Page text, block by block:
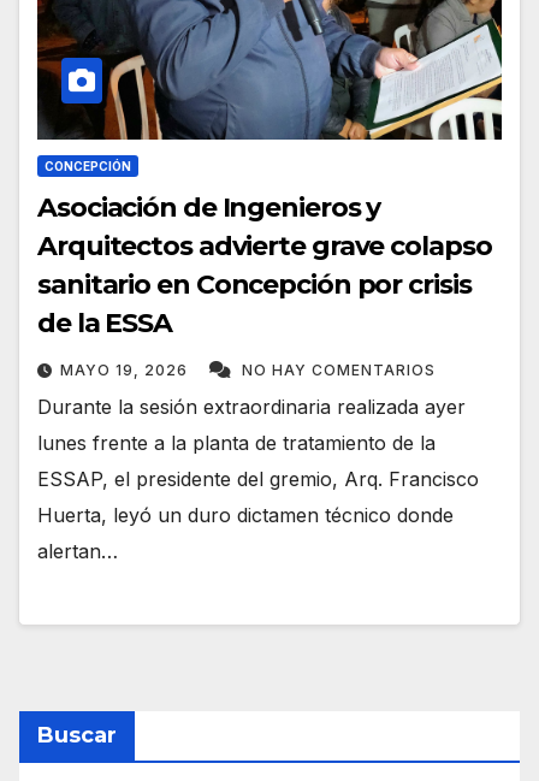
CONCEPCIÓN
Asociación de Ingenieros y
Arquitectos advierte grave colapso
sanitario en Concepción por crisis
de la ESSA
MAYO 19, 2026 NO HAY COMENTARIOS
Durante la sesión extraordinaria realizada ayer
lunes frente a la planta de tratamiento de la
ESSAP, el presidente del gremio, Arq. Francisco
Huerta, leyó un duro dictamen técnico donde
alertan…
Buscar